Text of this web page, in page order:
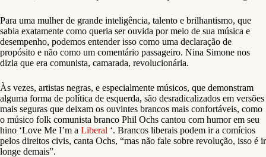
Para uma mulher de grande inteligência, talento e brilhantismo, que
sabia exatamente como queria ser ouvida por meio de sua música e
desempenho, podemos entender isso como uma declaração de
propósito e não como um comentário passageiro. Nina Simone nos
dizia que era comunista, camarada, revolucionária.
Às vezes, artistas negras, e especialmente músicos, que demonstram
alguma forma de política de esquerda, são desradicalizados em versões
mais seguras que deixam os ouvintes brancos mais confortáveis, como
o músico folk comunista branco Phil Ochs cantou com humor em seu
hino ‘Love Me I’m a Liberal ‘. Brancos liberais podem ir a comícios
pelos direitos civis, canta Ochs, “mas não fale sobre revolução, isso é ir
longe demais”.